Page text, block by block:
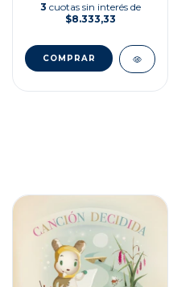
3 cuotas sin interés de
$8.333,33